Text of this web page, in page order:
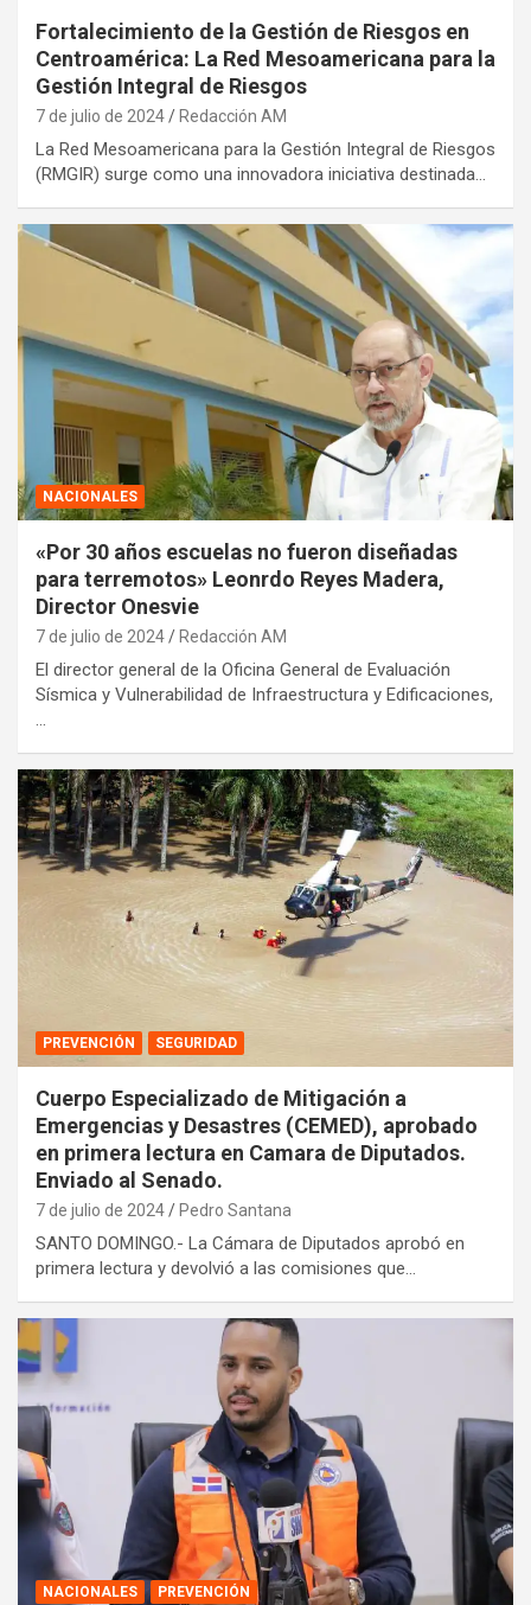
Fortalecimiento de la Gestión de Riesgos en
Centroamérica: La Red Mesoamericana para la
Gestión Integral de Riesgos
7 de julio de 2024 Redacción AM
La Red Mesoamericana para la Gestión Integral de Riesgos
(RMGIR) surge como una innovadora iniciativa destinada…
NACIONALES
«Por 30 años escuelas no fueron diseñadas
para terremotos» Leonrdo Reyes Madera,
Director Onesvie
7 de julio de 2024 Redacción AM
El director general de la Oficina General de Evaluación
Sísmica y Vulnerabilidad de Infraestructura y Edificaciones,
…
PREVENCIÓN SEGURIDAD
Cuerpo Especializado de Mitigación a
Emergencias y Desastres (CEMED), aprobado
en primera lectura en Camara de Diputados.
Enviado al Senado.
7 de julio de 2024 Pedro Santana
SANTO DOMINGO.- La Cámara de Diputados aprobó en
primera lectura y devolvió a las comisiones que…
NACIONALES PREVENCIÓN